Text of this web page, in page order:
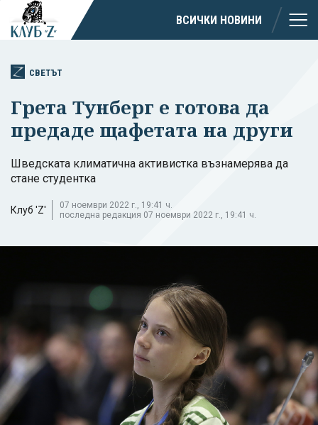
ВСИЧКИ НОВИНИ
СВЕТЪТ
Грета Тунберг е готова да
предаде щафетата на други
Шведската климатична активистка възнамерява да
стане студентка
Клуб 'Z'
07 ноември 2022 г., 19:41 ч.
последна редакция 07 ноември 2022 г., 19:41 ч.